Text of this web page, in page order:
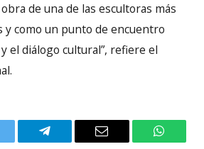
de una de las escultoras más
y como un punto de encuentro
el diálogo cultural”, refiere el
Telegram Email